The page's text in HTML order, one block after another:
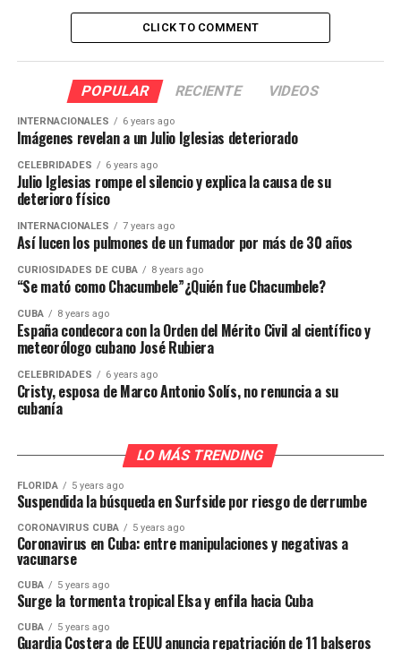
CLICK TO COMMENT
POPULAR RECIENTE VIDEOS
INTERNACIONALES 6 years ago
Imágenes revelan a un Julio Iglesias deteriorado
CELEBRIDADES 6 years ago
Julio Iglesias rompe el silencio y explica la causa de su
deterioro físico
INTERNACIONALES 7 years ago
Así lucen los pulmones de un fumador por más de 30 años
CURIOSIDADES DE CUBA 8 years ago
“Se mató como Chacumbele”¿Quién fue Chacumbele?
CUBA 8 years ago
España condecora con la Orden del Mérito Civil al científico y
meteorólogo cubano José Rubiera
CELEBRIDADES 6 years ago
Cristy, esposa de Marco Antonio Solís, no renuncia a su
cubanía
LO MÁS TRENDING
FLORIDA 5 years ago
Suspendida la búsqueda en Surfside por riesgo de derrumbe
CORONAVIRUS CUBA 5 years ago
Coronavirus en Cuba: entre manipulaciones y negativas a
vacunarse
CUBA 5 years ago
Surge la tormenta tropical Elsa y enfila hacia Cuba
CUBA 5 years ago
Guardia Costera de EEUU anuncia repatriación de 11 balseros